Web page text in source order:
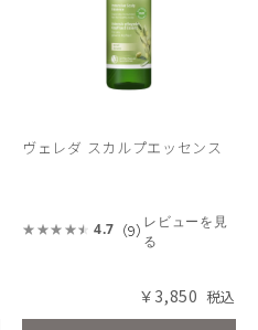
ヴェレダ スカルプエッセンス
4.7 （9） レビューを見
る
￥3,850